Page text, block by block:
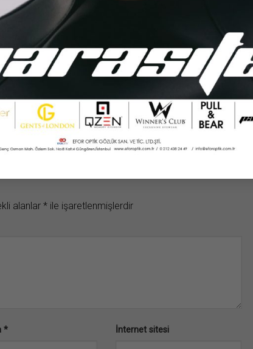
alanlar * ile işaretlenmişlerdir
* İnternet sitesi